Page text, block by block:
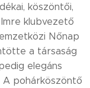
köszöntői,
klubvezető
Nőnap
a társaság
elegáns
pohárköszöntő